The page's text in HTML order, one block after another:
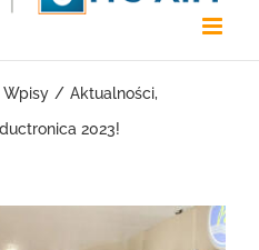
Wpisy
Aktualności
2023!